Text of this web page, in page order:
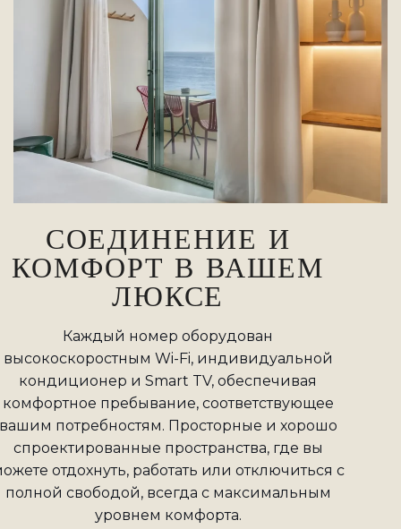
СОЕДИНЕНИЕ И
КОМФОРТ В ВАШЕМ
ЛЮКСЕ
Каждый номер оборудован
высокоскоростным Wi-Fi, индивидуальной
кондиционер и Smart TV, обеспечивая
комфортное пребывание, соответствующее
потребностям. Просторные и хорошо
спроектированные пространства, где вы
отдохнуть, работать или отключиться с
полной свободой, всегда с максимальным
уровнем комфорта.